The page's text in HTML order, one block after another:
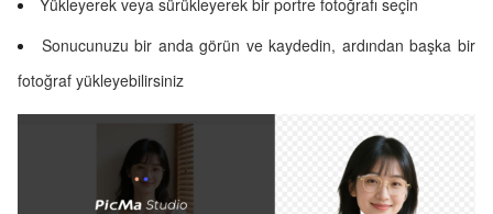
Yükleyerek veya sürükleyerek bir portre fotoğrafı seçin
Sonucunuzu bir anda görün ve kaydedin, ardından başka bir
fotoğraf yükleyebilirsiniz